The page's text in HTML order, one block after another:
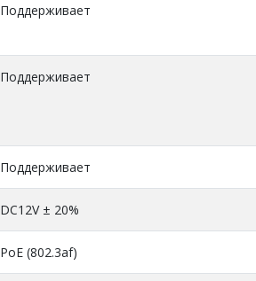
Поддерживает
Поддерживает
Поддерживает
DC12V ± 20%
PoE (802.3af)